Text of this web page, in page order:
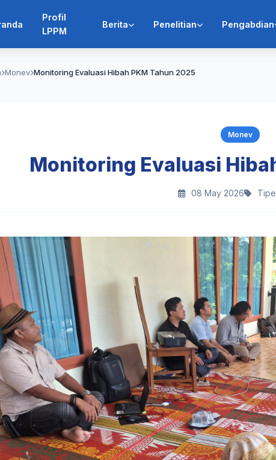
Profil
LPPM
Berita Penelitian Pengabdian
Monev Monitoring Evaluasi Hibah PKM Tahun 2025
Monev
Monitoring Evaluasi
08 May 2026